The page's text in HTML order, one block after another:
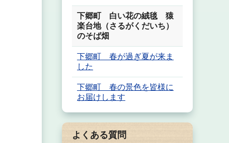
下郷町 白い花の絨毯 猿
楽台地（さるがくだいち）
のそば畑
下郷町 春が過ぎ夏が来ま
した
下郷町 春の景色を皆様に
お届けします
よくある質問